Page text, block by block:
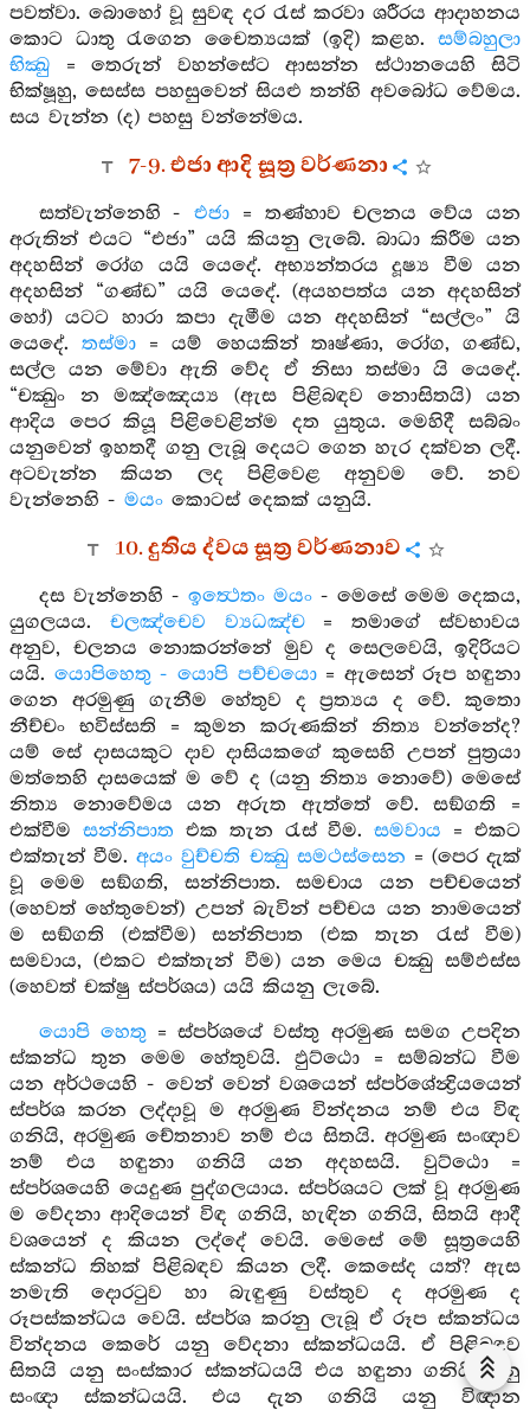
පවත්වා. බොහෝ වූ සුවඳ දර රැස් කරවා ශරීරය ආදාහනය
කොට ධාතු රැගෙන චෛත්‍යයක් (ඉදි) කළහ. සම්බහුලා
භික්‍ඛු = තෙරුන් වහන්සේට ආසන්න ස්ථානයෙහි සිටි
භික්ෂූහු, සෙස්ස පහසුවෙන් සියළු තන්හි අවබෝධ වේමය.
සය වැන්න (ද) පහසු වන්නේමය.
7-9. එජා ආදි සූත්‍ර වර්ණනා
සත්වැන්නෙහි -එජා = තණ්හාව චලනය වේය යන
අරුතින් එයට “එජා” යයි කියනු ලැබේ. බාධා කිරීම යන
අදහසින් රෝග යයි යෙදේ. අභ්‍යන්තරය දූෂ්‍ය වීම යන
අදහසින් “ගණ්ඩ” යයි යෙදේ. (අයහපත්ය යන අදහසින්
හෝ) යටට හාරා කපා දැමීම යන අදහසින් “සල්ලං” යි
යෙදේ.තස්මා = යම් හෙයකින් තෘෂ්ණා, රෝග, ගණ්ඩ,
සල්ල යන මේවා ඇති වේද ඒ නිසා තස්මා යි යෙදේ.
“චක්‍ඛුං න මඤ්ඤෙය්‍ය (ඇස පිළිබඳව නොසිතයි) යන
ආදිය පෙර කියූ පිළිවෙළින්ම දත යුතුය. මෙහිදී සබ්බං
යනුවෙන් ඉහතදී ගනු ලැබූ දෙයට ගෙන හැර දක්වන ලදී.
අටවැන්න කියන ලද පිළිවෙළ අනුවම වේ. නව
වැන්නෙහි - මයං කොටස් දෙකක් යනුයි.
10. දුතිය ද්වය සූත්‍ර වර්ණනාව
දස වැන්නෙහි - ඉත්‍ථෙතං මයං- මෙසේ මෙම දෙකය,
යුගලයය. චලඤ්චෙව ව්‍යධඤ්ච= තමාගේ ස්වභාවය
අනුව, චලනය නොකරන්නේ මුව ද සෙලවෙයි, ඉදිරියට
යයි. යොපිහෙතු - යොපි පච්චයො= ඇසෙන් රූප හඳුනා
ගෙන අරමුණු ගැනීම හේතුව ද ප්‍රත්‍යය ද වේ. කුතො
නීච්චං භවිස්සති = කුමන කරුණකින් නිත්‍ය වන්නේද?
යම් සේ දාසයකුට දාව දාසියකගේ කුසෙහි උපන් පුත්‍රයා
මත්තෙහි දාසයෙක් ම වේ ද (යනු නිත්‍ය නොවේ) මෙසේ
නිත්‍ය නොවේමය යන අරුත ඇත්තේ වේ. සඞ්ගති =
එක්වීම සන්නිපාත එක තැන රැස් වීම.සමවාය = එකට
එක්තැන් වීම.අයං වුච්චති චක්‍ඛු සමථස්සෙන = (පෙර දැක්
වූ මෙම සඞ්ගති, සන්නිපාත. සමචාය යන පච්චයෙන්
(හෙවත් හේතුවෙන්) උපන් බැවින් පච්චය යන නාමයෙන්
ම සඞ්ගති (එක්වීම) සන්නිපාත (එක තැන රැස් වීම)
සමවාය, (එකට එක්තැන් වීම) යන මෙය චක්‍ඛු සම්ඵස්ස
(හෙවත් චක්ෂු ස්පර්ශය) යයි කියනු ලැබේ.
යොපි හෙතු = ස්පර්ශයේ වස්තු අරමුණ සමග උපදින
ස්කන්ධ තුන මෙම හේතුවයි. ඵුට්ඨො = සම්බන්ධ වීම
යන අර්ථයෙහි - වෙන් වෙන් වශයෙන් ස්පර්ශේන්‍ද්‍රියයෙන්
ස්පර්ශ කරන ලද්දාවූ ම අරමුණ වින්දනය නම් එය විඳ
ගනියි, අරමුණ චේතනාව නම් එය සිතයි. අරමුණ සංඥාව
නම් එය හඳුනා ගනියි යන අදහසයි. වුට්ඨො =
ස්පර්ශයෙහි යෙදුණ පුද්ගලයාය. ස්පර්ශයට ලක් වූ අරමුණ
ම වේදනා ආදියෙන් විඳ ගනියි, හැඳින ගනියි, සිතයි ආදී
වශයෙන් ද කියන ලද්දේ වෙයි. මෙසේ මේ සූත්‍රයෙහි
ස්කන්ධ තිහක් පිළිබඳව කියන ලදී. කෙසේද යත්? ඇස
නමැති දොරටුව හා බැඳුණු වස්තුව ද අරමුණ ද
රූපස්කන්ධය වෙයි. ස්පර්ශ කරනු ලැබූ ඒ රූප ස්කන්ධය
වින්දනය කෙරේ යනු වේදනා ස්කන්ධයයි. ඒ පිළිබඳව
සිතයි යනු සංස්කාර ස්කන්ධයයි එය හඳුනා ගනියි යනු
සංඥා ස්කන්ධයයි. එය දැන ගනියි යනු විඥාන